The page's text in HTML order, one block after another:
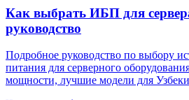
Как выбрать ИБП для
руководство
Подробное руководство по выбору
питания для серверного
мощности, лучшие модели для